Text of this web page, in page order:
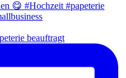
beauftragt